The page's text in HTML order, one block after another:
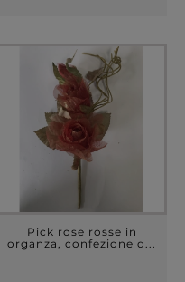
Pick rose rosse in
organza, confezione d...